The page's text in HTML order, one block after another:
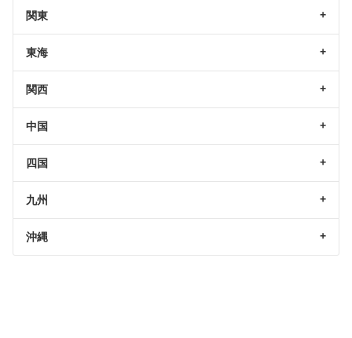
関東
東海
関西
中国
四国
九州
沖縄